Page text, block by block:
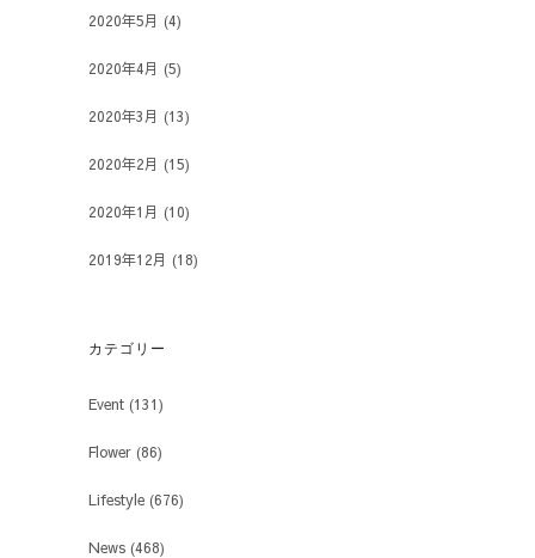
2020年5月 (4)
2020年4月 (5)
2020年3月 (13)
2020年2月 (15)
2020年1月 (10)
2019年12月 (18)
カテゴリー
Event (131)
Flower (86)
Lifestyle (676)
News (468)